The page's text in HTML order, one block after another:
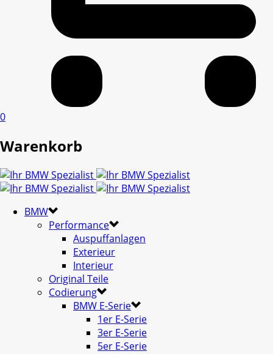
0
Warenkorb
BMW
Performance
Auspuffanlagen
Exterieur
Interieur
Original Teile
Codierung
BMW E-Serie
1er E-Serie
3er E-Serie
5er E-Serie